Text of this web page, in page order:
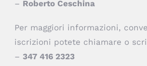
– Roberto Ceschina
Per maggiori informazioni,
iscrizioni potete chiamare o
– 347 416 2323